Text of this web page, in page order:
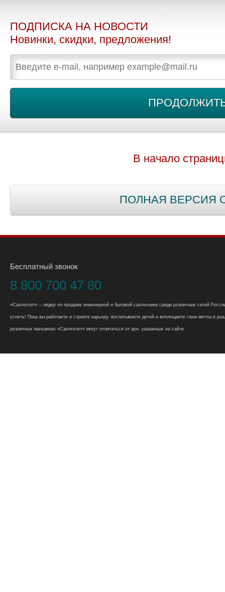
ПОДПИСКА НА НОВОСТИ
Новинки, скидки, предложения!
В начало
ПОЛНАЯ ВЕРСИЯ
Бесплатный звонок
8 800 700 47 80
«Сантехопт» – лидер по продаже инженерной и бытовой сантехники среди розничных сетей
успеть! Пока вы работаете и строите карьеру, воспитываете детей и воплощаете свои мечты в
розничных магазинах «Сантехопт» могут отличаться от цен, указанных на сайте.